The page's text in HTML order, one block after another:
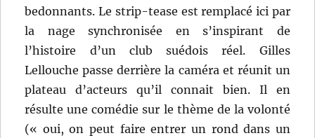
bedonnants. Le strip-tease est remplacé ici par
la nage synchronisée en s’inspirant de
l’histoire d’un club suédois réel. Gilles
Lellouche passe derrière la caméra et réunit un
plateau d’acteurs qu’il connait bien. Il en
résulte une comédie sur le thème de la volonté
(« oui, on peut faire entrer un rond dans un